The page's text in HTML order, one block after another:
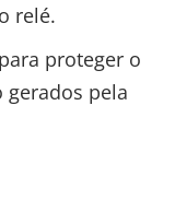
relé.
proteger o
pela